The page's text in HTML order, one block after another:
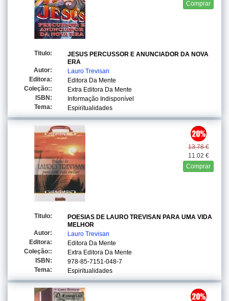
Comprar
Titulo:
JESUS PERCUSSOR E ANUNCIADOR DA NOVA
ERA
Autor:
Lauro Trevisan
Editora:
Editora Da Mente
Coleção::
Extra Editora Da Mente
ISBN:
Informação Indisponível
Tema:
Espiritualidades
13.78 €
11.02 €
Comprar
Titulo:
POESIAS DE LAURO TREVISAN PARA UMA VIDA
MELHOR
Autor:
Lauro Trevisan
Editora:
Editora Da Mente
Coleção::
Extra Editora Da Mente
ISBN:
978-85-7151-048-7
Tema:
Espiritualidades